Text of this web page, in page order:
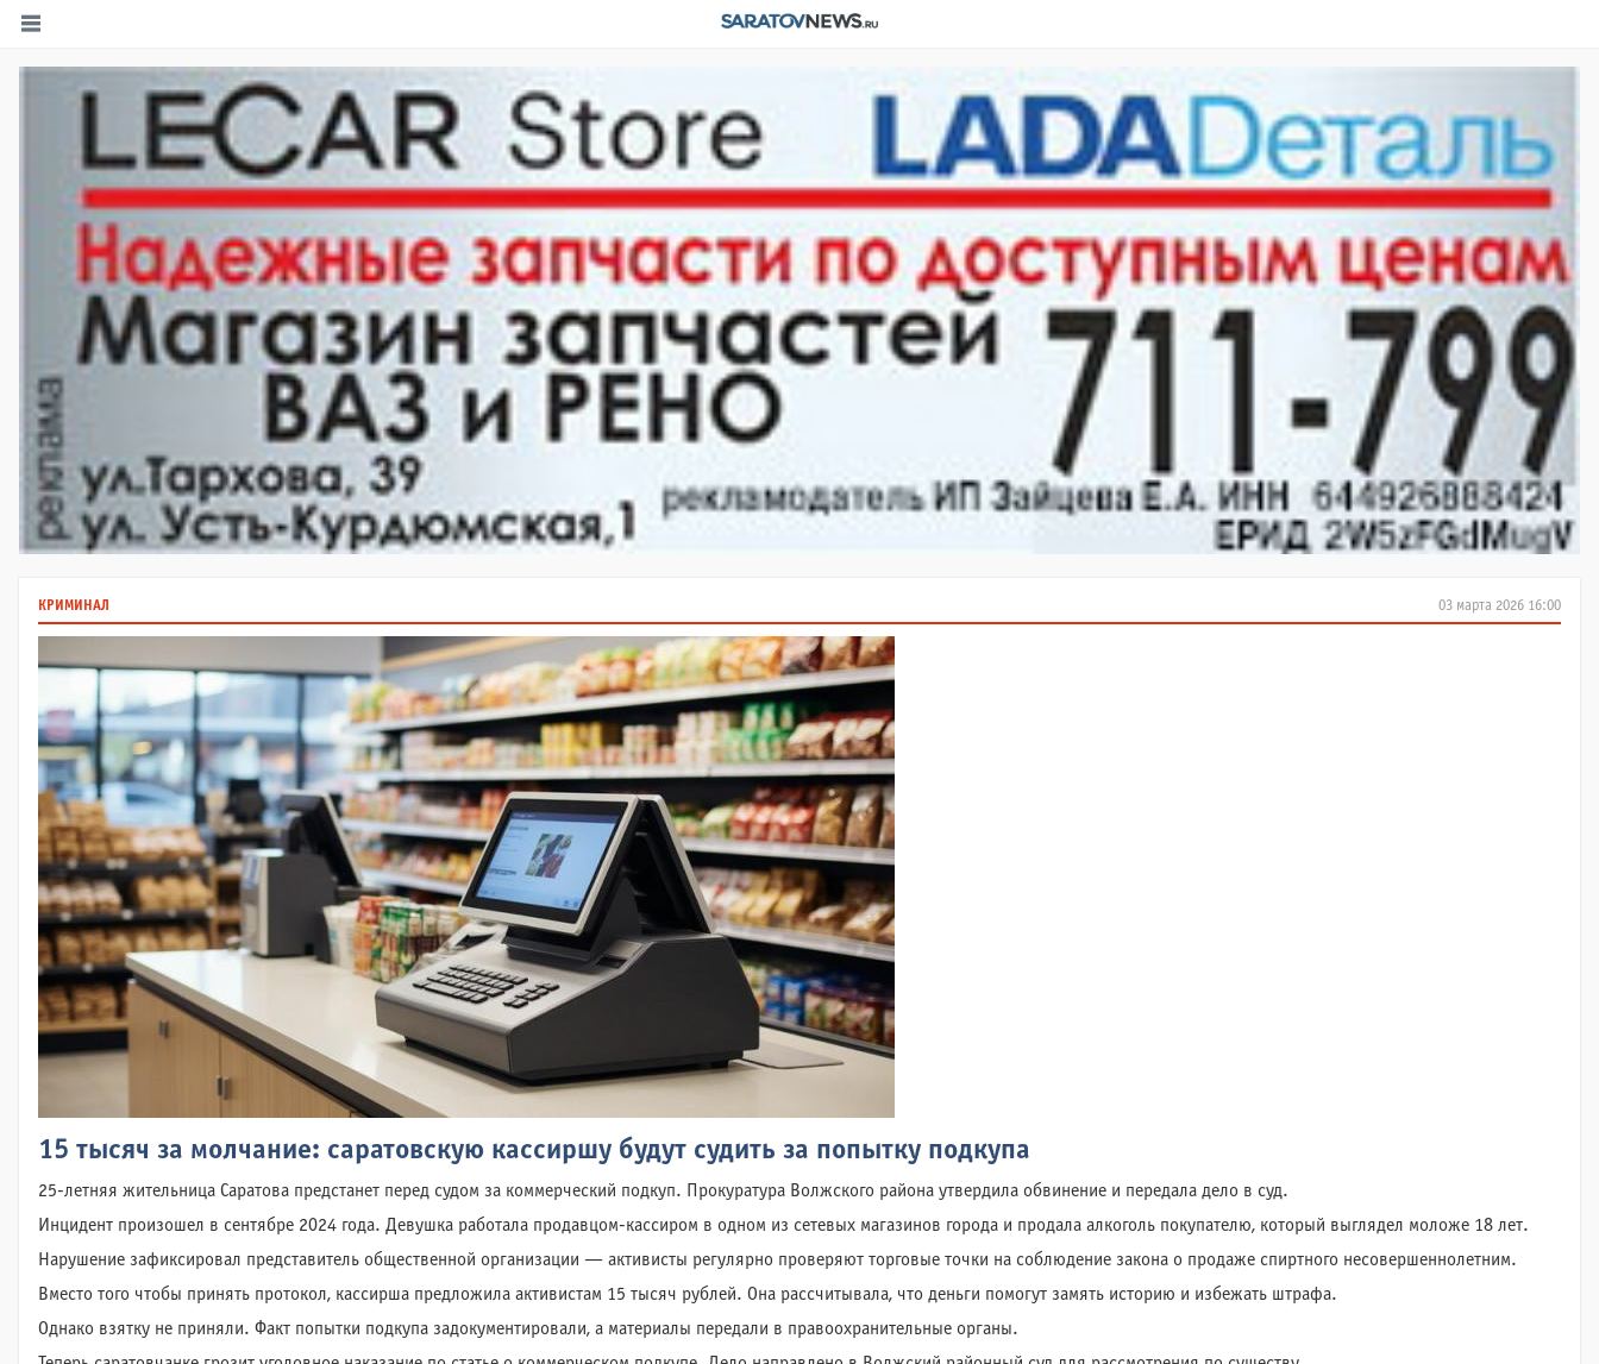
03 марта 2026 16:00
КРИМИНАЛ
15 тысяч за молчание: саратовскую кассиршу будут судить за попытку подкупа
25-летняя жительница Саратова предстанет перед судом за коммерческий подкуп. Прокуратура Волжского района утвердила обвинение и передала дело в суд.
Инцидент произошел в сентябре 2024 года. Девушка работала продавцом-кассиром в одном из сетевых магазинов города и продала алкоголь покупателю, который выглядел моложе 18 лет.
Нарушение зафиксировал представитель общественной организации — активисты регулярно проверяют торговые точки на соблюдение закона о продаже спиртного несовершеннолетним.
Вместо того чтобы принять протокол, кассирша предложила активистам 15 тысяч рублей. Она рассчитывала, что деньги помогут замять историю и избежать штрафа.
Однако взятку не приняли. Факт попытки подкупа задокументировали, а материалы передали в правоохранительные органы.